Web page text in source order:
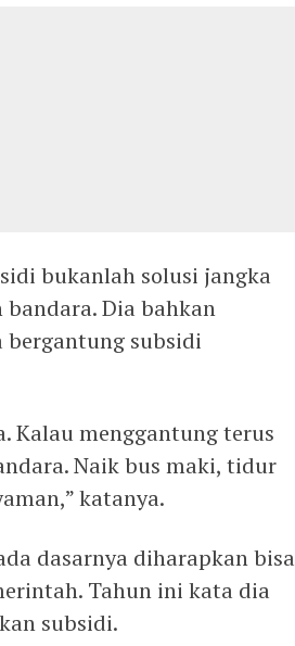
bukanlah solusi jangka
Dia bahkan
subsidi
Kalau menggantung terus
Naik bus maki, tidur
katanya.
dasarnya diharapkan bisa
Tahun ini kata dia
subsidi.